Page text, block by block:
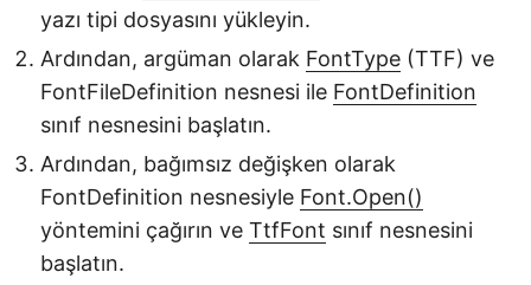
yazı tipi dosyasını yükleyin.
Ardından, argüman olarak FontType (TTF) ve
FontFileDefinition nesnesi ile FontDefinition
sınıf nesnesini başlatın.
Ardından, bağımsız değişken olarak
FontDefinition nesnesiyle Font.Open()
yöntemini çağırın ve TtfFont sınıf nesnesini
başlatın.